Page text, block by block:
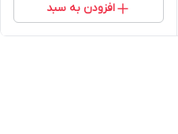
افزودن به سبد